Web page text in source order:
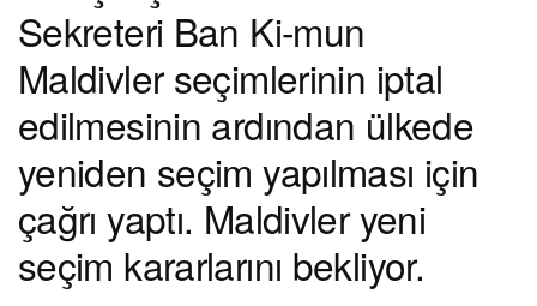
Sekreteri Ban Ki-mun
Maldivler seçimlerinin iptal
edilmesinin ardından ülkede
yeniden seçim yapılması için
çağrı yaptı. Maldivler yeni
seçim kararlarını bekliyor.